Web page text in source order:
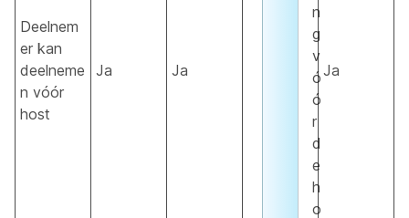
Deelnem
er kan
deelneme
n vóór
host
Ja Ja
n
g
v
ó
ó
r
d
e
h
o
Ja